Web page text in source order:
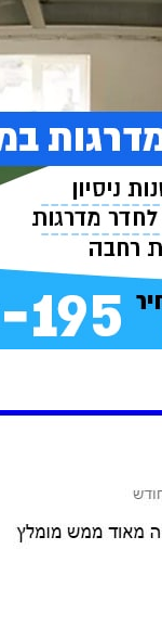
ונתי ניקו
לפני
פשוט
לאורך כל
היו
והשקיעו
רואים
עליהם